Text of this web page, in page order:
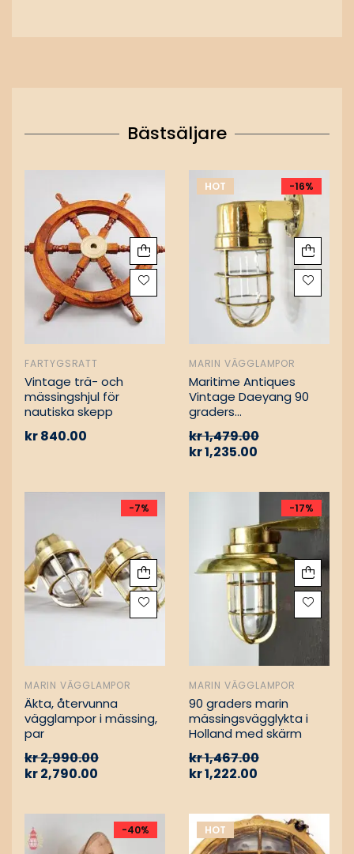
Bästsäljare
FARTYGSRATT
Vintage trä- och
mässingshjul för
nautiska skepp
kr840.00
HOT -16%
MARIN VÄGGLAMPOR
Maritime Antiques
Vintage Daeyang 90
graders
kr1,479.00
kr1,235.00
-7%
MARIN VÄGGLAMPOR
Äkta, återvunna
vägglampor i mässing,
par
kr2,990.00
kr2,790.00
-17%
MARIN VÄGGLAMPOR
90 graders marin
mässingsvägglykta i
Holland med skärm
kr1,467.00
kr1,222.00
-40% HOT